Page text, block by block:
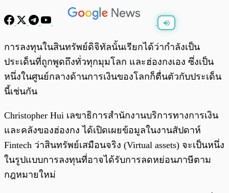
พร้อมเล่น 0:00 /
การลงทุนในสินทรัพย์ดิจิทัลนั้นเรียกได้ว่ากำลังเป็น
ประเด็นที่ถูกพูดถึงทั่วทุกมุมโลก และฮ่องกงเอง ซึ่งเป็น
หนึ่งในศูนย์กลางด้านการเงินของโลกก็ตื่นตัวกับประเด็น
นี้เช่นกัน
Christopher Hui เลขาธิการสำนักงานบริการทางการเงิน
และคลังของฮ่องกง ได้เปิดเผยข้อมูลในงานสัปดาห์
Fintech ว่าสินทรัพย์เสมือนจริง (Virtual assets) จะเป็นหนึ่ง
ในรูปแบบการลงทุนที่อาจได้รับการลดหย่อนภาษีตาม
กฎหมายใหม่